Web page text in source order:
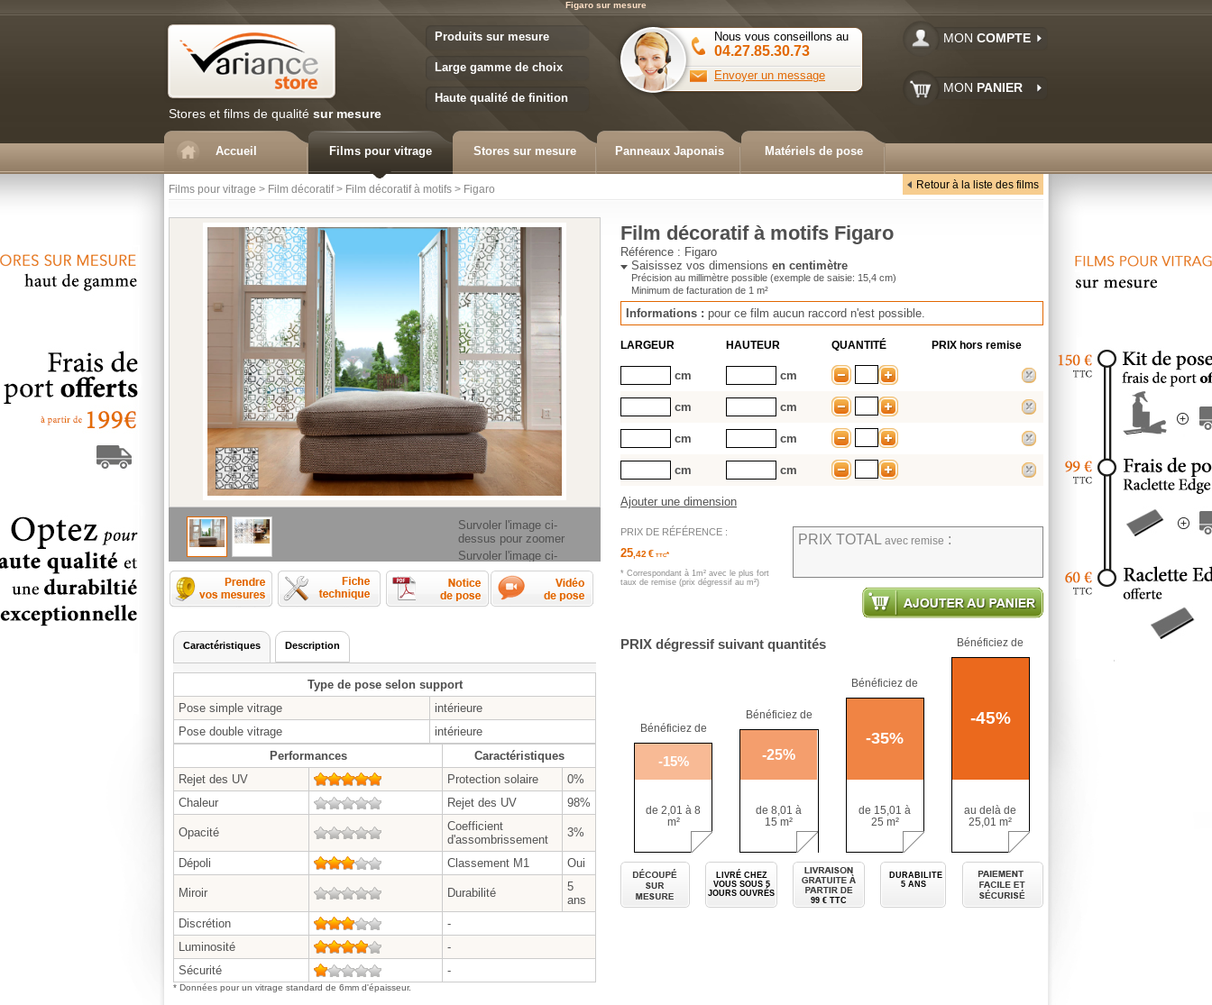
Figaro sur mesure
Stores et films de qualité sur mesure
Produits sur mesure
Large gamme de choix
Haute qualité de finition
Nous vous conseillons au
04.27.85.30.73
Envoyer un message
MON COMPTE
MON PANIER
Accueil Films pour vitrage Stores sur mesure Panneaux Japonais Matériels de pose
Films pour vitrage > Film décoratif > Film décoratif à motifs > Figaro Retour à la liste des films
Survoler l'image ci-
dessus pour zoomer
Survoler l'image ci-
dessus pour zoomer
Comment prendre les mesures ?
Fiche technique Notice de pose Vidéos de pose
Caractéristiques Description
Type de pose selon support
Pose simple vitrage
intérieure
Pose double vitrage
intérieure
Performances
Caractéristiques
Rejet des UV
Protection solaire
0%
Chaleur
Rejet des UV 98%
Opacité
Coefficient
d'assombrissement
3%
Dépoli Classement M1 Oui
Miroir Durabilité
5
ans
Discrétion
-
Luminosité
-
Sécurité
-
* Données pour un vitrage standard de 6mm d'épaisseur.
Film décoratif à motifs Figaro
Référence : Figaro
Saisissez vos dimensions en centimètre
Précision au millimètre possible (exemple de saisie: 15,4 cm)
Minimum de facturation de 1 m²
Informations : pour ce film aucun raccord n'est possible.
LARGEUR HAUTEUR QUANTITÉ PRIX hors remise
cm cm supprimer
cm cm
cm cm
cm cm supprimer
Ajouter une dimension
PRIX DE RÉFÉRENCE :
25 ,42 € TTC*
* Correspondant à 1m² avec le plus fort
taux de remise (prix dégressif au m²)
PRIX TOTAL avec remise :
Ajouter au panier
PRIX dégressif suivant quantités
Bénéficiez de
-15%
de 2,01 à 8
m²
Bénéficiez de
-25%
de 8,01 à
15 m²
Bénéficiez de
-35%
de 15,01 à
25 m²
Bénéficiez de
-45%
au delà de
25,01 m²
Découpé sur mesure
LIVRÉ CHEZ
VOUS SOUS 5
JOURS OUVRÉS
Livraison gratuite à partir de
99 € TTC
DURABILITE
5 ANS